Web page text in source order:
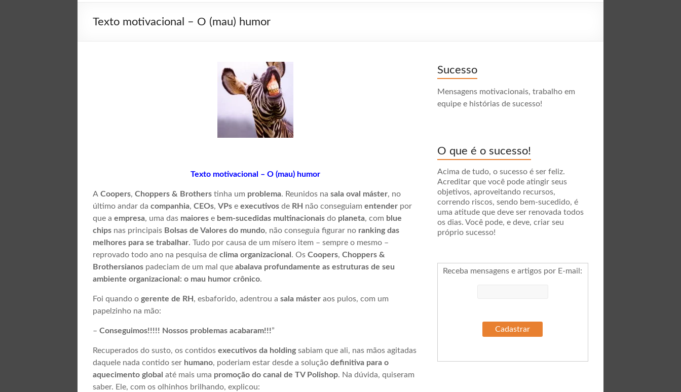
Texto motivacional – O (mau) humor
Texto motivacional – O (mau) humor
A Coopers, Choppers & Brothers tinha um problema. Reunidos na sala oval máster, no
último andar da companhia, CEOs, VPs e executivos de RH não conseguiam entender por
que a empresa, uma das maiores e bem-sucedidas multinacionais do planeta, com blue
chips nas principais Bolsas de Valores do mundo, não conseguia figurar no ranking das
melhores para se trabalhar. Tudo por causa de um mísero item – sempre o mesmo –
reprovado todo ano na pesquisa de clima organizacional . Os Coopers, Choppers &
Brothersianos padeciam de um mal que abalava profundamente as estruturas de seu
ambiente organizacional: o mau humor crônico.
Foi quando o gerente de RH , esbaforido, adentrou a sala máster aos pulos, com um
papelzinho na mão:
– Conseguimos!!!!! Nossos problemas acabaram!!!”
Recuperados do susto, os contidos executivos da holdingsabiam que ali, nas mãos agitadas
daquele nada contido ser humano, poderiam estar desde a solução definitiva para o
aquecimento global até mais uma promoção do canal de TV Polishop. Na dúvida, quiseram
saber. Ele, com os olhinhos brilhando, explicou:
Sucesso
Mensagens motivacionais, trabalho em
equipe e histórias de sucesso!
O que é o sucesso!
Acima de tudo, o sucesso é ser feliz.
Acreditar que você pode atingir seus
objetivos, aproveitando recursos,
correndo riscos, sendo bem-sucedido, é
uma atitude que deve ser renovada todos
os dias. Você pode, e deve, criar seu
próprio sucesso!
Receba mensagens e artigos por E-mail :